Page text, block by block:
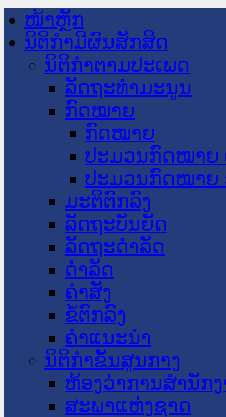
ໜ້າຫຼັກ
ນິຕິກໍາມີຜົນສັກສິດ
ນິຕິກໍາຕາມປະເພດ
ລັດຖະທໍາມະນູນ
ກົດໝາຍ
ກົດໝາຍ
ປະມວນກົດໝາຍ
ປະມວນກົດໝາຍ
ມະຕິຕົກລົງ
ລັດຖະບັນຍັດ
ລັດຖະດໍາລັດ
ດໍາລັດ
ຄໍາສັ່ງ
ຂໍ້ຕົກລົງ
ຄໍາແນະນໍາ
ນິຕິກໍາຂັ້ນສູນກາງ
ຫ້ອງວ່າການສໍານັກ
ສະພາແຫ່ງຊາດ